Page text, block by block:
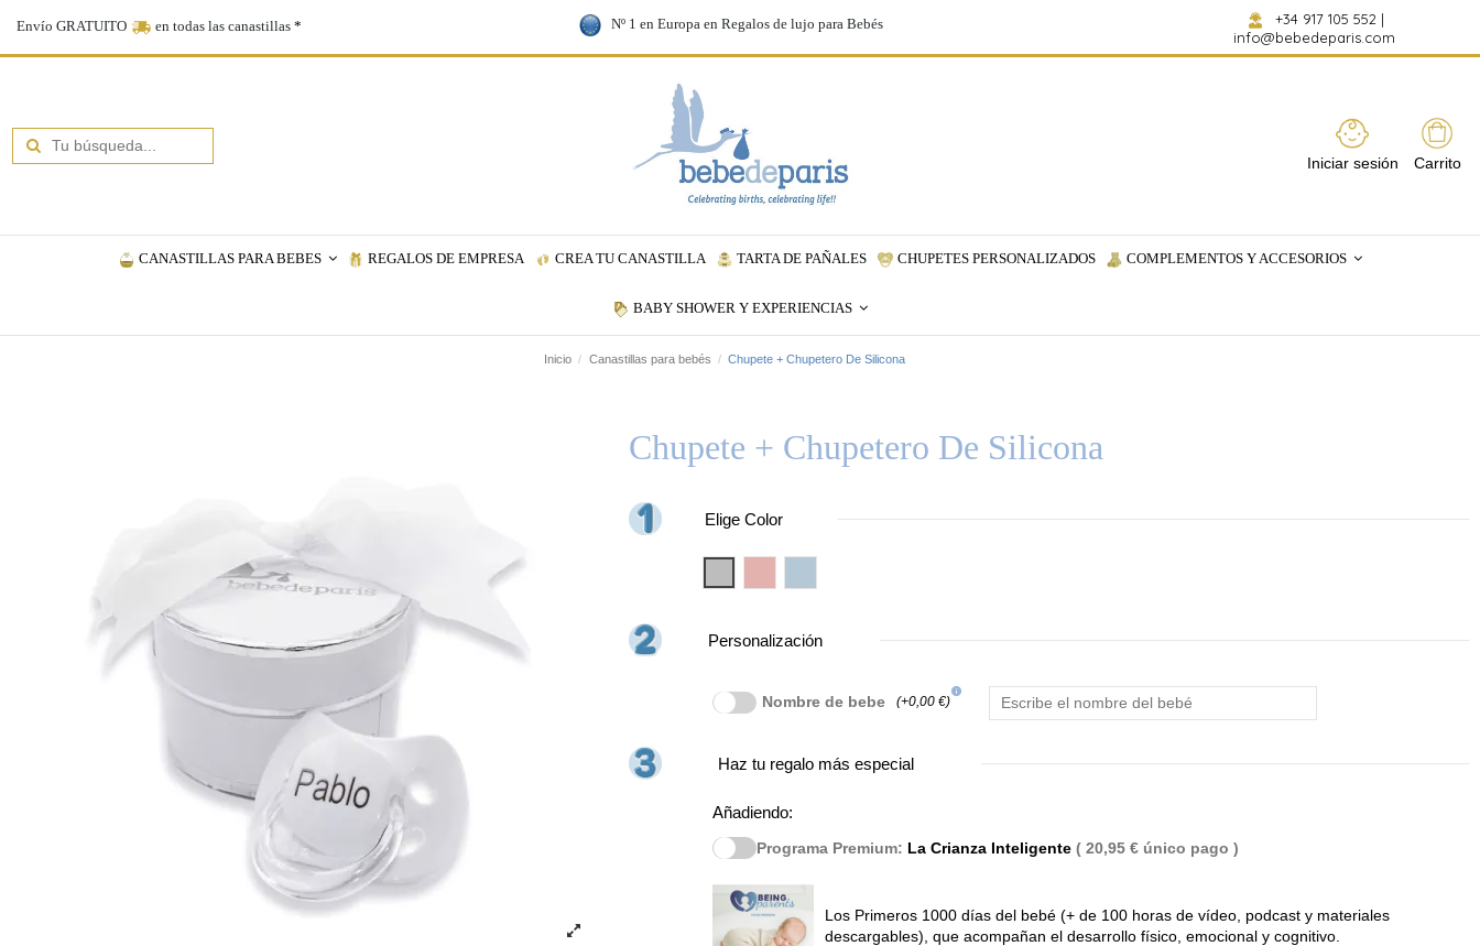
Envío GRATUITO en todas las canastillas * Nº 1 en Europa en Regalos de lujo para Bebés +34 917 105 552 |
info@bebedeparis.com
Iniciar sesión Carrito
CANASTILLAS PARA BEBES REGALOS DE EMPRESA CREA TU CANASTILLA TARTA DE PAÑALES CHUPETES PERSONALIZADOS COMPLEMENTOS Y ACCESORIOS
BABY SHOWER Y EXPERIENCIAS
Inicio Canastillas para bebés Chupete + Chupetero De Silicona
Chupete + Chupetero De Silicona
Elige Color
Personalización
Nombre de bebe (+0,00 €)
info
Haz tu regalo más especial
Añadiendo:
Programa Premium: La Crianza Inteligente ( 20,95 € único pago )
Los Primeros 1000 días del bebé (+ de 100 horas de vídeo, podcast y materiales
descargables), que acompañan el desarrollo físico, emocional y cognitivo.